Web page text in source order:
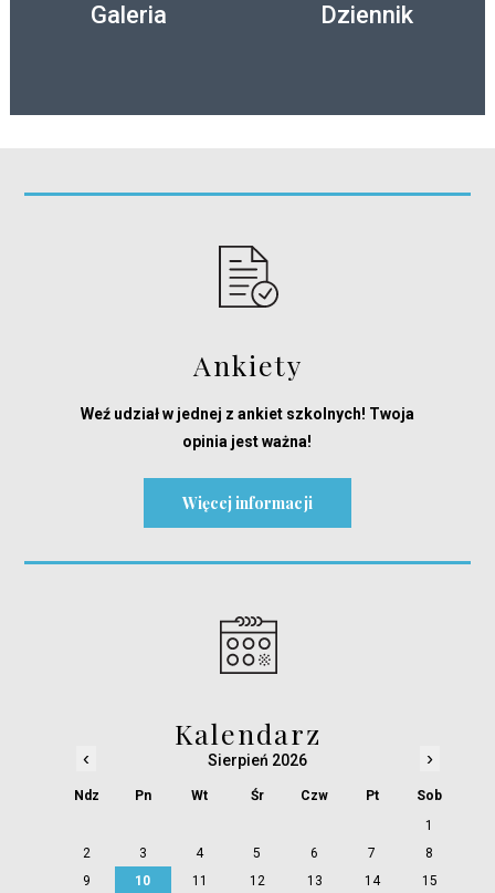
Galeria Dziennik
Ankiety
Weź udział w jednej z ankiet szkolnych! Twoja
opinia jest ważna!
Więcej informacji
Kalendarz
‹ Sierpień 2026 ›
Ndz Pn Wt Śr Czw Pt
Sob
1
2
3 4 5 6 7
8
9
10 11 12 13 14
15